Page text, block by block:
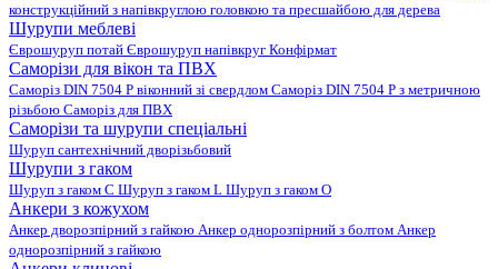
конструкційний з напівкруглою головкою та пресшайбою для дерева
Шурупи меблеві
Єврошуруп потай Єврошуруп напівкруг Конфірмат
Саморізи для вікон та ПВХ
Саморіз DIN 7504 P віконний зі свердлом Саморіз DIN 7504 P з метричною
різьбою Саморіз для ПВХ
Саморізи та шурупи спеціальні
Шуруп сантехнічний дворізьбовий
Шурупи з гаком
Шуруп з гаком C Шуруп з гаком L Шуруп з гаком O
Анкери з кожухом
Анкер дворозпірний з гайкою Анкер однорозпірний з болтом Анкер
однорозпірний з гайкою